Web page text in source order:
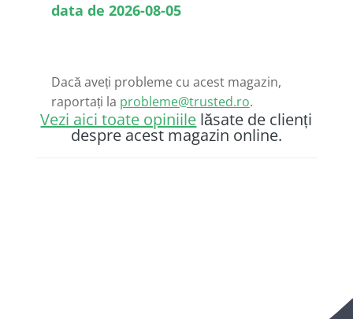
data de 2026-08-05
Dacă aveți probleme cu acest magazin,
raportați la probleme@trusted.ro.
Vezi aici toate opiniile lăsate de clienți
despre acest magazin online.